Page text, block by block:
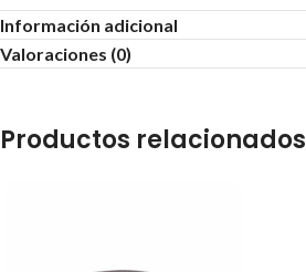
Información adicional
Valoraciones (0)
Productos relacionados